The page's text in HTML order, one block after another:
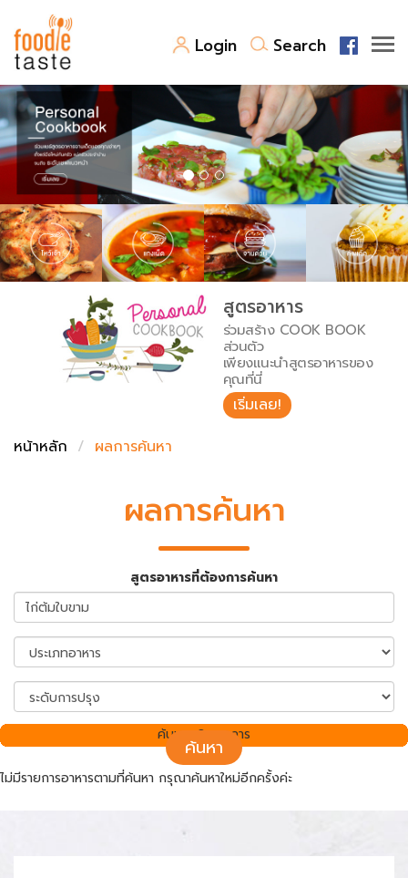
Login Search
สูตรอาหาร
สูตรอาหารล่าสุด
Top Foodie
พาไปชิม
สารพันก้นครัว
เคล็ดลับน่ารู้
เปรียบเทียบหน่วยการตวง
เปรียบเทียบอุณหภูมิ
เปรียบเทียบน้ำหนักวัตถุดิบ
FoodPedia
สร้าง Cookbook
สูตรอาหาร
ร่วมสร้าง COOK BOOK
ส่วนตัว
เพียงแนะนำสูตรอาหารของ
คุณที่นี่
เริ่มเลย!
หน้าหลัก
ผลการค้นหา
ผลการค้นหา
สูตรอาหารที่ต้องการค้นหา
ค้นหา
ไม่มีรายการอาหารตามที่ค้นหา กรุณาค้นหาใหม่อีกครั้งค่ะ
ค้นพบ 0 รายการ